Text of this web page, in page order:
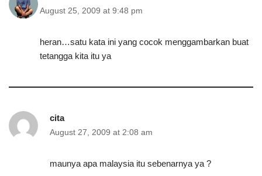
August 25, 2009 at 9:48 pm
heran…satu kata ini yang cocok menggambarkan buat
tetangga kita itu ya
cita
August 27, 2009 at 2:08 am
maunya apa malaysia itu sebenarnya ya ?